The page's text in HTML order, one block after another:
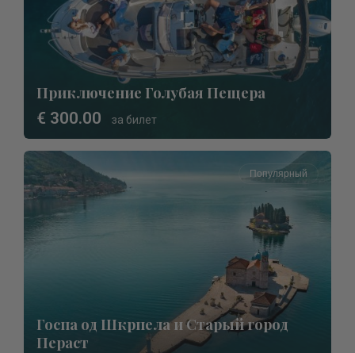
Приключение Голубая Пещера
€ 300.00 за билет
Популярный
Госпа од Шкрпела и Старый город
Пераст